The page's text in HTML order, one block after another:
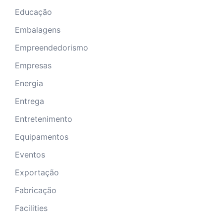
Educação
Embalagens
Empreendedorismo
Empresas
Energia
Entrega
Entretenimento
Equipamentos
Eventos
Exportação
Fabricação
Facilities